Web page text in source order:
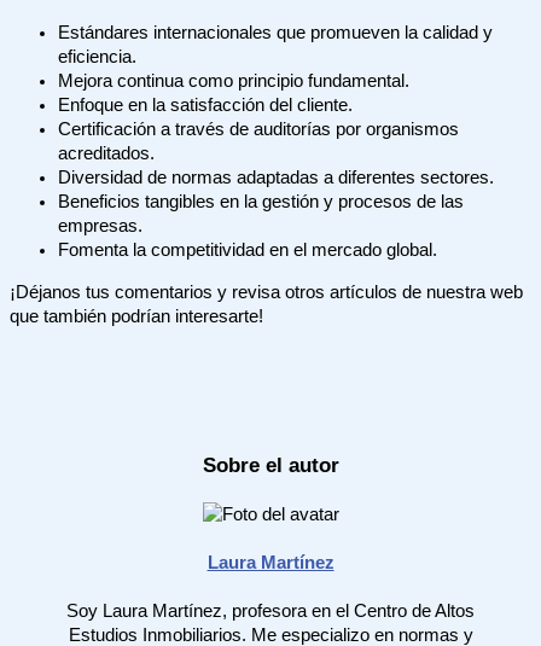
Estándares internacionales que promueven la calidad y
eficiencia.
Mejora continua como principio fundamental.
Enfoque en la satisfacción del cliente.
Certificación a través de auditorías por organismos
acreditados.
Diversidad de normas adaptadas a diferentes sectores.
Beneficios tangibles en la gestión y procesos de las
empresas.
Fomenta la competitividad en el mercado global.
¡Déjanos tus comentarios y revisa otros artículos de nuestra web
que también podrían interesarte!
Sobre el autor
Laura Martínez
Soy Laura Martínez, profesora en el Centro de Altos
Estudios Inmobiliarios. Me especializo en normas y